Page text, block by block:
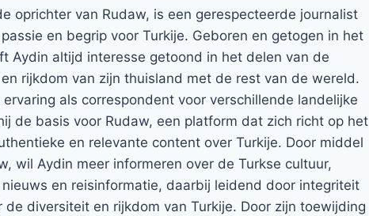
oprichter van Rudaw, is een gerespecteerde journalist
en begrip voor Turkije. Geboren en getogen in het
Aydin altijd interesse getoond in het delen van de
rijkdom van zijn thuisland met de rest van de wereld.
ervaring als correspondent voor verschillende landelijke
de basis voor Rudaw, een platform dat zich richt op het
en relevante content over Turkije. Door middel
wil Aydin meer informeren over de Turkse cultuur,
en reisinformatie, daarbij leidend door integriteit
de diversiteit en rijkdom van Turkije. Door zijn toewijding